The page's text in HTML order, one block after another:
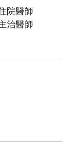
院醫師
治醫師